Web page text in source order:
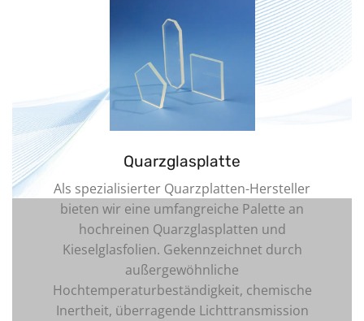
Quarzglasplatte
Als spezialisierter Quarzplatten-Hersteller
bieten wir eine umfangreiche Palette an
hochreinen Quarzglasplatten und
Kieselglasfolien. Gekennzeichnet durch
außergewöhnliche
Hochtemperaturbeständigkeit, chemische
Inertheit, überragende Lichttransmission